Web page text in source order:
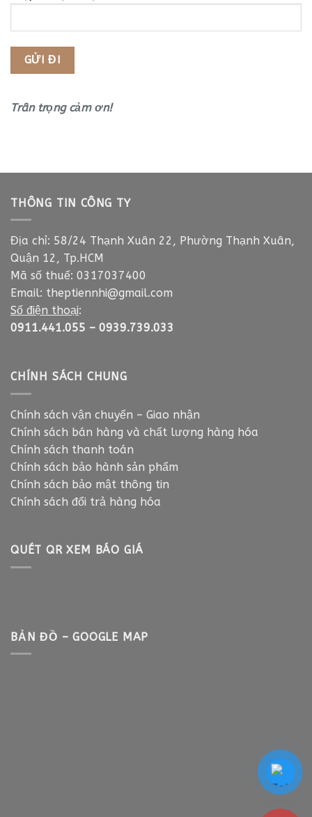
Trân trọng cảm ơn!
THÔNG TIN CÔNG TY
Địa chỉ: 58/24 Thạnh Xuân 22, Phường Thạnh Xuân,
Quận 12, Tp.HCM
Mã số thuế: 0317037400
Email: theptiennhi@gmail.com
Số điện thoại:
0911.441.055 – 0939.739.033
CHÍNH SÁCH CHUNG
Chính sách vận chuyển – Giao nhận
Chính sách bán hàng và chất lượng hàng hóa
Chính sách thanh toán
Chính sách bảo hành sản phẩm
Chính sách bảo mật thông tin
Chính sách đổi trả hàng hóa
QUÉT QR XEM BÁO GIÁ
BẢN ĐỒ – GOOGLE MAP